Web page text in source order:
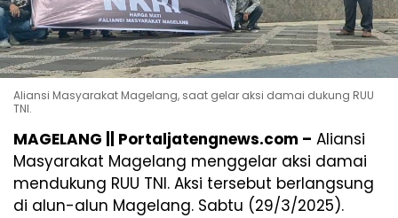
Aliansi Masyarakat Magelang, saat gelar aksi damai dukung RUU
TNI.
MAGELANG || Portaljatengnews.com – Aliansi
Masyarakat Magelang menggelar aksi damai
mendukung RUU TNI. Aksi tersebut berlangsung
di alun-alun Magelang. Sabtu (29/3/2025).